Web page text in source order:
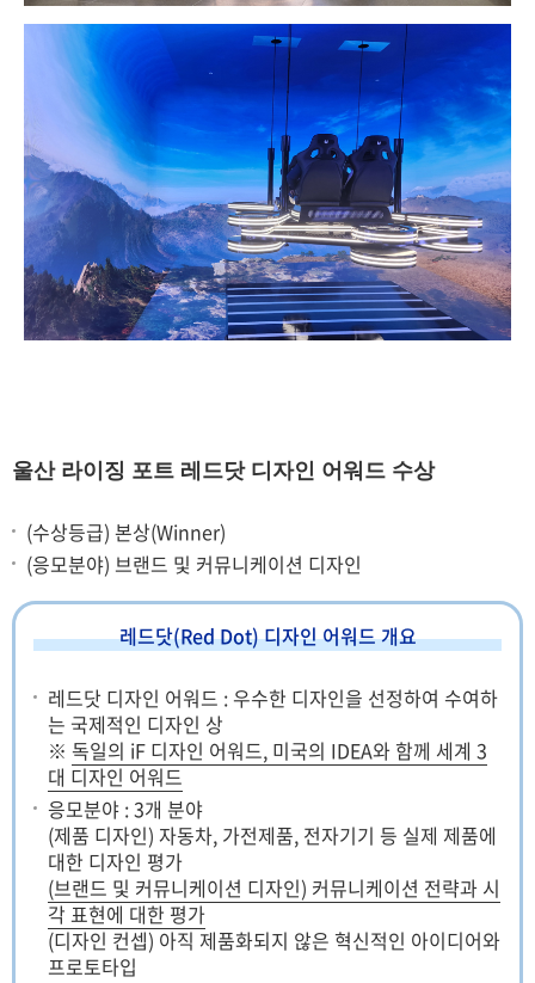
울산 라이징 포트 레드닷 디자인 어워드 수상
(수상등급) 본상(Winner)
(응모분야) 브랜드 및 커뮤니케이션 디자인
레드닷(Red Dot) 디자인 어워드 개요
레드닷 디자인 어워드 : 우수한 디자인을 선정하여 수여하
는 국제적인 디자인 상
※ 독일의 iF 디자인 어워드, 미국의 IDEA와 함께 세계 3
대 디자인 어워드
응모분야 : 3개 분야
(제품 디자인) 자동차, 가전제품, 전자기기 등 실제 제품에
대한 디자인 평가
(브랜드 및 커뮤니케이션 디자인) 커뮤니케이션 전략과 시
각 표현에 대한 평가
(디자인 컨셉) 아직 제품화되지 않은 혁신적인 아이디어와
프로토타입